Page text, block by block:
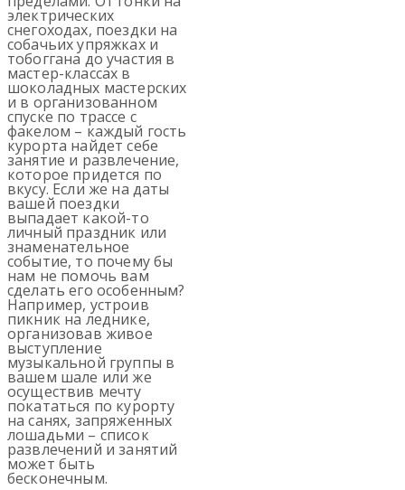
электрических
снегоходах, поездки на
собачьих упряжках и
тобоггана до участия в
мастер-классах в
шоколадных мастерских
и в организованном
спуске по трассе с
факелом – каждый гость
курорта найдет себе
занятие и развлечение,
которое придется по
вкусу. Если же на даты
вашей поездки
выпадает какой-то
личный праздник или
знаменательное
событие, то почему бы
нам не помочь вам
сделать его особенным?
Например, устроив
пикник на леднике,
организовав живое
выступление
музыкальной группы в
вашем шале или же
осуществив мечту
покататься по курорту
на санях, запряженных
лошадьми – список
развлечений и занятий
может быть
бесконечным.